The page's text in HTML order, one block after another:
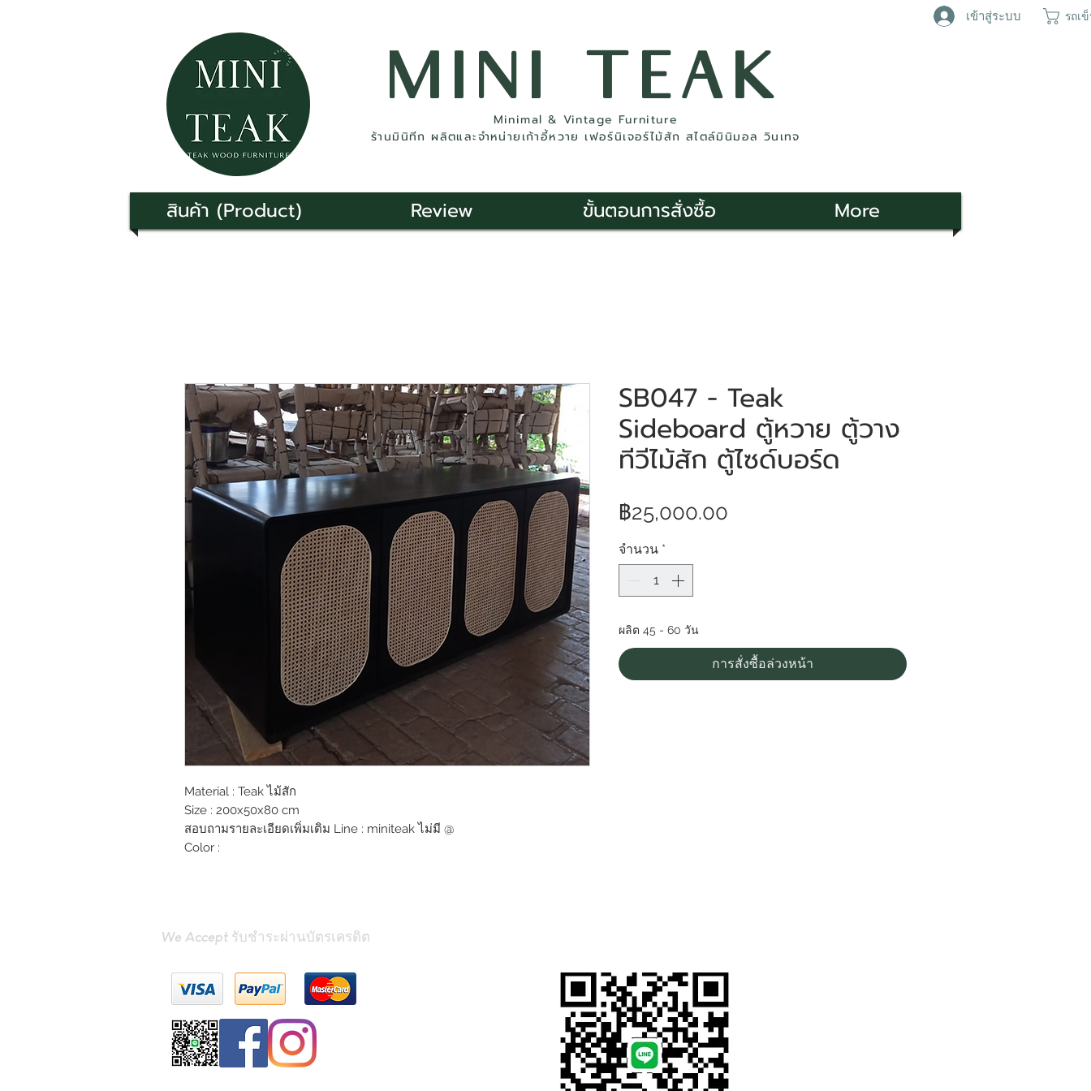
เข้าสู่ระบบ รถเ
MINI TEAK
Minimal & Vintage Furniture
ร้านมินิทีก ผลิตและจำหน่ายเก้าอี้หวาย เฟอร์นิเจอร์ไม้สัก สไตล์มินิมอล วินเทจ
สินค้า (Product) Review ขั้นตอนการสั่งซื้อ More
Material : Teak ไม้สัก
Size : 200x50x80 cm
สอบถามรายละเอียดเพิ่มเติม Line : miniteak ไม่มี @
Color :
SB047 - Teak
Sideboard ตู้หวาย ตู้วาง
ทีวีไม้สัก ตู้ไซด์บอร์ด
฿25,000.00
จำนวน *
ผลิต 45 - 60 วัน
การสั่งซื้อล่วงหน้า
We Accept รับชำระผ่านบัตรเครดิต